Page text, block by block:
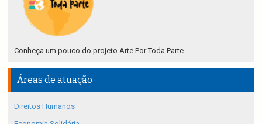
Conheça um pouco do projeto Arte Por Toda Parte
Áreas de atuação
Direitos Humanos